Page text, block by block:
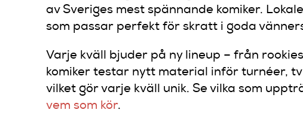
av Sveriges mest spännande komiker.
som passar perfekt för skratt i goda
Varje kväll bjuder på ny lineup – från
komiker testar nytt material inför turnéer,
vilket gör varje kväll unik. Se vilka som
vem som kör.